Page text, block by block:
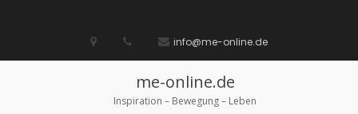
biete
/
Ich
suche
diese
Seite
info@me-online.de
me-online.de
Inspiration – Bewegung – Leben